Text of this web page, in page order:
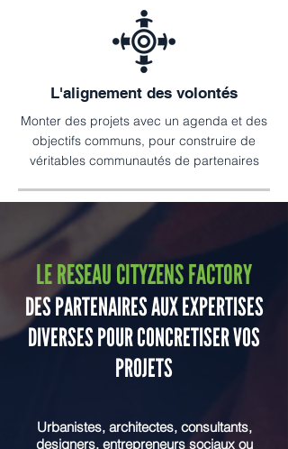
L'alignement des volontés
Monter des projets avec un agenda et des
objectifs communs, pour construire de
véritables communautés de partenaires
LE RESEAU CITYZENS FACTORY
DES PARTENAIRES AUX EXPERTISES
DIVERSES POUR CONCRETISER VOS
PROJETS
Urbanistes, architectes, consultants,
designers, entrepreneurs sociaux ou